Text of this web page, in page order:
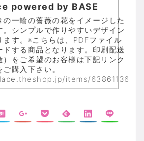
powered by BASE
の一輪の薔薇の花をイメージした
。シンプルで作りやすいデザイン
ます。※こちらは、PDFファイル
ドする商品となります。印刷配送
）をご希望のお客様は下記リンク
購入下さい。
items/63861136